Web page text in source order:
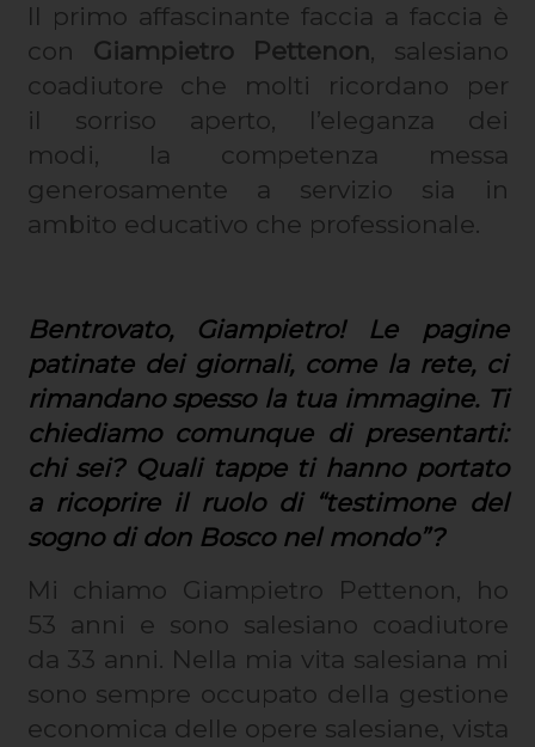
Il primo affascinante faccia a faccia è
con Giampietro Pettenon, salesiano
coadiutore che molti ricordano per
il sorriso aperto, l’eleganza dei
modi, la competenza messa
generosamente a servizio sia in
ambito educativo che professionale.
Bentrovato, Giampietro! Le pagine
patinate dei giornali, come la rete, ci
rimandano spesso la tua immagine. Ti
chiediamo comunque di presentarti:
chi sei? Quali tappe ti hanno portato
a ricoprire il ruolo di “testimone del
sogno di don Bosco nel mondo”?
Mi chiamo Giampietro Pettenon, ho
53 anni e sono salesiano coadiutore
da 33 anni. Nella mia vita salesiana mi
sono sempre occupato della gestione
economica delle opere salesiane, vista